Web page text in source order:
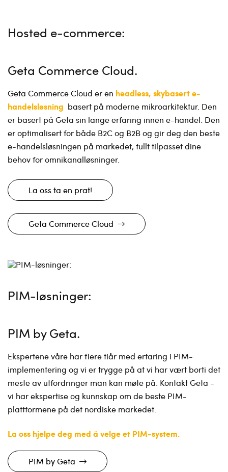
Hosted e-commerce:
Geta Commerce Cloud
Geta Commerce Cloud er en headless, skybasert e-
handelsløsning basert på moderne mikroarkitektur. Den
er basert på Geta sin lange erfaring innen e-handel. Den
er optimalisert for både B2C og B2B og gir deg den beste
e-handelsløsningen på markedet, fullt tilpasset dine
behov for omnikanalløsninger.
La oss ta en prat!
Geta Commerce Cloud
PIM-løsninger:
PIM by Geta
Ekspertene våre har flere tiår med erfaring i PIM-
implementering og vi er trygge på at vi har vært borti det
meste av utfordringer man kan møte på. Kontakt Geta -
vi har ekspertise og kunnskap om de beste PIM-
plattformene på det nordiske markedet.
La oss hjelpe deg med å velge et PIM-system.
PIM by Geta